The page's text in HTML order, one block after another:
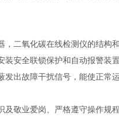
，二氧化碳在线检测仪的结构
装安全联锁保护和自动报警装
发出故障干扰信号，能使正常
及敬业爱岗、严格遵守操作规